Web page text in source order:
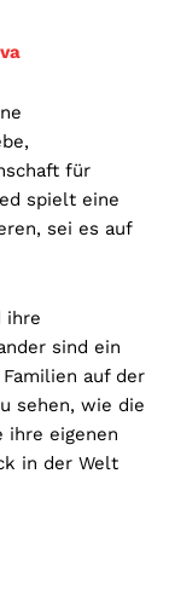
für
spielt eine
sei es auf
ihre
sind ein
auf der
sehen, wie die
ihre eigenen
in der Welt